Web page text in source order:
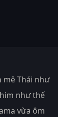
mê Thái như
như thế
vừa ôm